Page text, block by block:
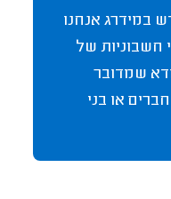
במידרג אנחנו
חשבוניות של
שמדובר
או בני